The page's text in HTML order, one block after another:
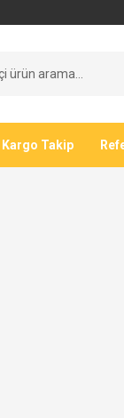
Kargo Takip